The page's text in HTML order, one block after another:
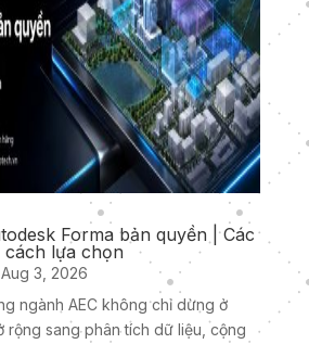
Forma bản quyền | Các
cách lựa chọn
Aug 3, 2026
ngành AEC không chỉ dừng ở
rộng sang phân tích dữ liệu, cộng